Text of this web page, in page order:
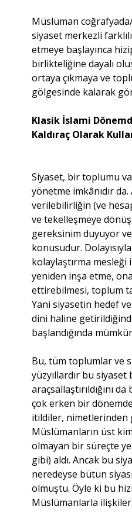
Müslüman
siyaset merkezli
etmeye başlayınca
birlikteliğine dayalı
ortaya çıkmaya ve
gölgesinde kalarak
Klasik İslami
Kaldıraç Olarak
Siyaset, bir toplumu
yönetme imkânıdır
verilebilirliğin (ve
ve tekelleşmeye
gereksinim duyuyor
konusudur.
kolaylaştırma
yeniden inşa etme,
ettirebilmesi, toplum
Yani siyasetin hedef
dini haline
başlandığında
Bu, tüm toplumlar ve
yüzyıllardır bu
araçsallaştırıldığını
çok erken bir
itildiler, nimetlerinden
Müslümanların üst
olmayan bir süreçte
gibi) aldı. Ancak bu
neredeyse bütün
olmuştu. Öyle ki bu
Müslümanlarla